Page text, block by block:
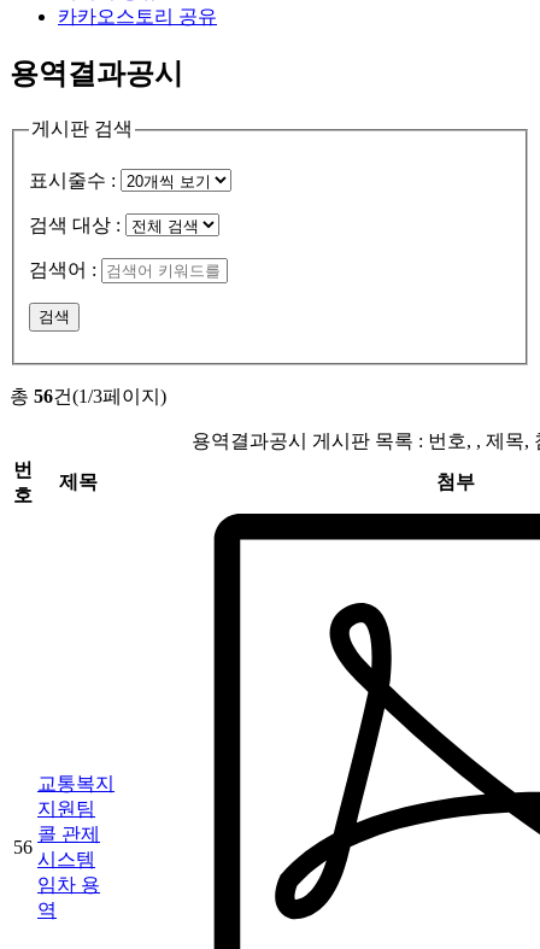
카카오스토리 공유
용역결과공시
게시판 검색
표시줄수 :
검색 대상 :
검색어 :
검색
총 56건(1/3페이지)
용역결과공시 게시판 목록 : 번호, , 제목,
번
호
제목 첨부
56
교통복지
지원팀
콜 관제
시스템
임차 용
역